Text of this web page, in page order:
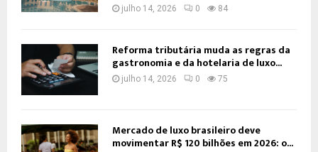
julho 14, 2026 0 84
Reforma tributária muda as regras da
gastronomia e da hotelaria de luxo...
julho 14, 2026 0 75
Mercado de luxo brasileiro deve
movimentar R$ 120 bilhões em 2026: o...